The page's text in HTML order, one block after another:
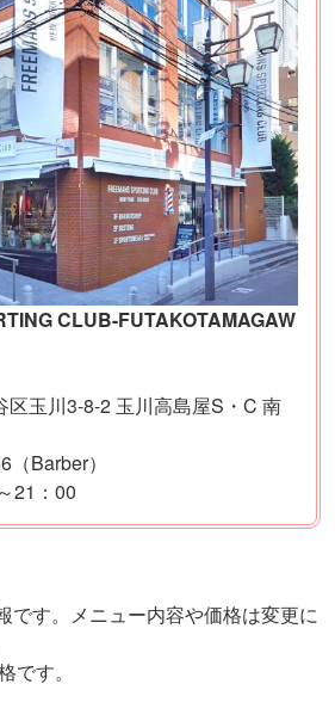
CLUB-FUTAKOTAMAGAW
区玉川3-8-2 玉川高島屋S・C 南
Barber）
21：00
です。メニュー内容や価格は変更に
です。